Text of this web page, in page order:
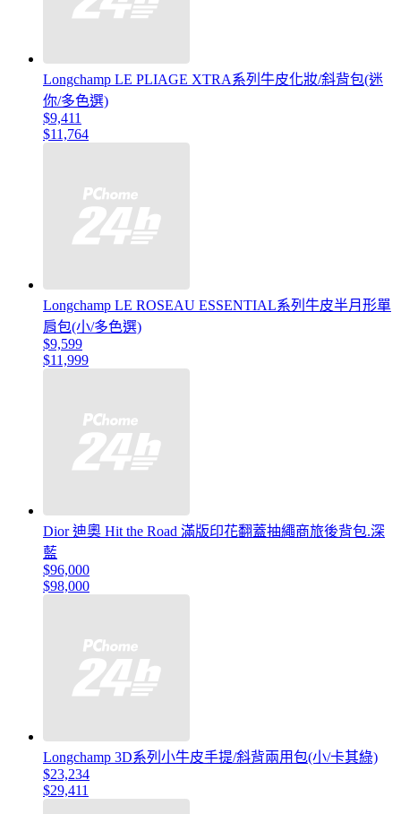
Longchamp LE PLIAGE XTRA系列牛皮化妝/斜背包(迷
你/多色選)
$9,411
$11,764
Longchamp LE ROSEAU ESSENTIAL系列牛皮半月形單
肩包(小/多色選)
$9,599
$11,999
Dior 迪奧 Hit the Road 滿版印花翻蓋抽繩商旅後背包.深
藍
$96,000
$98,000
Longchamp 3D系列小牛皮手提/斜背兩用包(小/卡其綠)
$23,234
$29,411